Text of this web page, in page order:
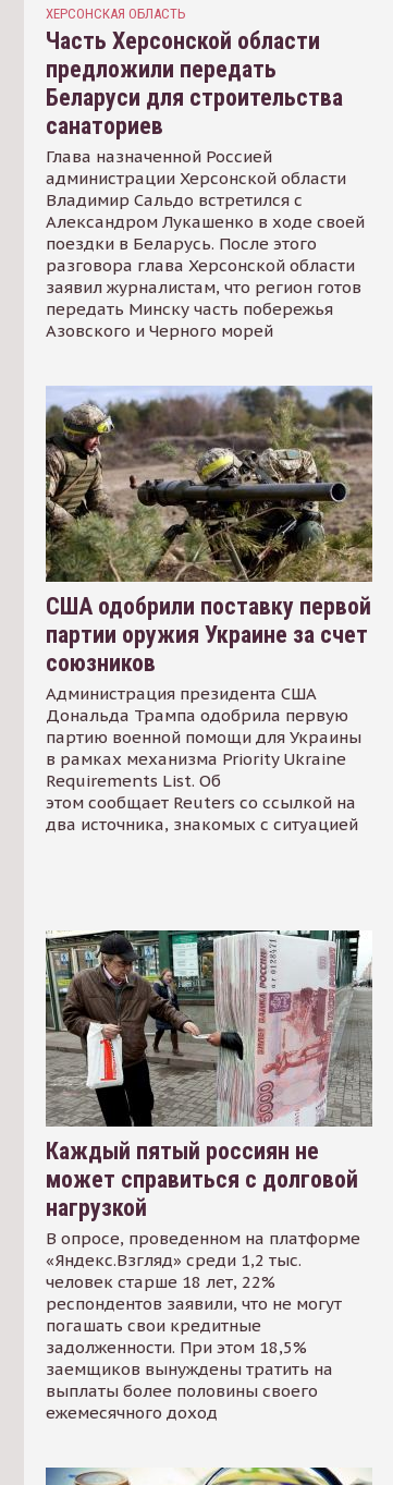
ХЕРСОНСКАЯ ОБЛАСТЬ
Часть Херсонской области
предложили передать
Беларуси для строительства
санаториев
Глава назначенной Россией
администрации Херсонской области
Владимир Сальдо встретился с
Александром Лукашенко в ходе своей
поездки в Беларусь. После этого
разговора глава Херсонской области
заявил журналистам, что регион готов
передать Минску часть побережья
Азовского и Черного морей
США одобрили поставку первой
партии оружия Украине за счет
союзников
Администрация президента США
Дональда Трампа одобрила первую
партию военной помощи для Украины
в рамках механизма Priority Ukraine
Requirements List. Об
этом сообщает Reuters со ссылкой на
два источника, знакомых с ситуацией
Каждый пятый россиян не
может справиться с долговой
нагрузкой
В опросе, проведенном на платформе
«Яндекс.Взгляд» среди 1,2 тыс.
человек старше 18 лет, 22%
респондентов заявили, что не могут
погашать свои кредитные
задолженности. При этом 18,5%
заемщиков вынуждены тратить на
выплаты более половины своего
ежемесячного доход